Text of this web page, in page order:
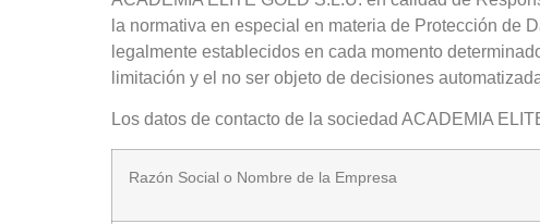
la normativa en especial en materia de Protección de
legalmente establecidos en cada momento
limitación y el no ser objeto de decisiones
Los datos de contacto de la sociedad ACADEMIA
Razón Social o Nombre de la Empresa